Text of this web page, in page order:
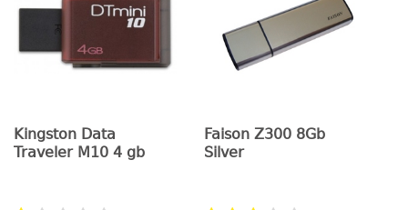
Kingston Data
Traveler M10 4 gb
Faison Z300 8Gb
Silver